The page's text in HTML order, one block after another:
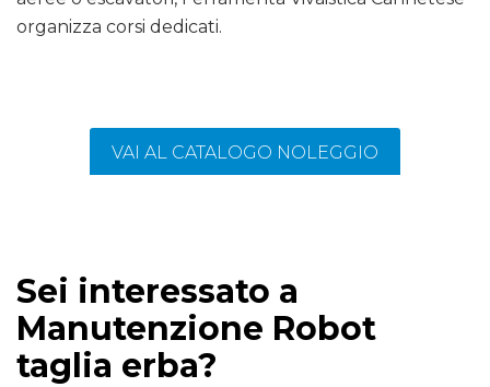
organizza corsi dedicati.
VAI AL CATALOGO NOLEGGIO
Sei interessato a
Manutenzione Robot
taglia erba?